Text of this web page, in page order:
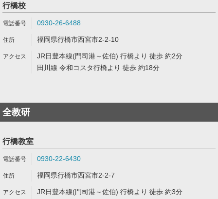
行橋校
0930-26-6488
福岡県行橋市西宮市2-2-10
JR日豊本線(門司港～佐伯) 行橋より 徒歩 約2分
田川線 令和コスタ行橋より 徒歩 約18分
全教研
行橋教室
0930-22-6430
福岡県行橋市西宮市2-2-7
JR日豊本線(門司港～佐伯) 行橋より 徒歩 約3分